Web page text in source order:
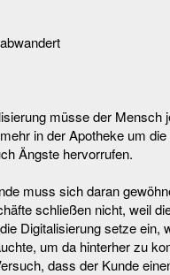
müsse der Mensch
in der Apotheke um
Ängste hervorrufen.
muss sich daran
schließen nicht, weil
Digitalisierung setze ein,
um da hinterher zu
dass der Kunde